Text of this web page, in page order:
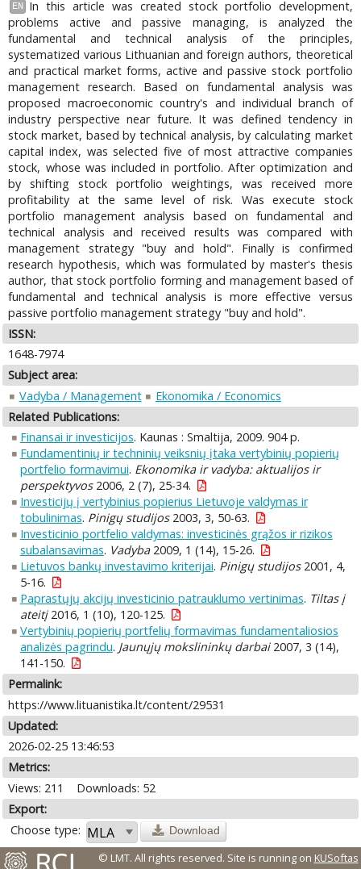
EN
In this article was created stock portfolio development,
problems active and passive managing, is analyzed the
fundamental and technical analysis of the principles,
systematized various Lithuanian and foreign authors, theoretical
and practical market forms, active and passive stock portfolio
management research. Based on fundamental analysis was
proposed macroeconomic country's and individual branch of
industry perspective near future. It was defined tendency in
stock market, based by technical analysis, by calculating market
capital index, was selected five of most attractive companies
stock, whose was included in portfolio. After optimization and
by shifting stock portfolio weightings, was received more
profitability at the same level of risk. Was execute stock
portfolio management analysis based on fundamental and
technical analysis and received results was compared with
management strategy "buy and hold". Finally is confirmed
research hypothesis, which was formulated by master's thesis
author, that stock portfolio forming and management based of
fundamental and technical analysis is more effective versus
passive portfolio management strategy "buy and hold".
ISSN:
1648-7974
Subject area:
Vadyba / Management
Ekonomika / Economics
Related Publications:
Finansai ir investicijos. Kaunas : Smaltija, 2009. 904 p.
Fundamentinių ir techninių veiksnių įtaka vertybinių popierių
portfelio formavimui. Ekonomika ir vadyba: aktualijos ir
perspektyvos2006, 2 (7), 25-34.
Investicijų į vertybinius popierius Lietuvoje valdymas ir
tobulinimas. Pinigų studijos2003, 3, 50-63.
Investicinio portfelio valdymas: investicinės grąžos ir rizikos
subalansavimas. Vadyba2009, 1 (14), 15-26.
Lietuvos bankų investavimo kriterijai. Pinigų studijos2001, 4,
5-16.
Paprastųjų akcijų investicinio patrauklumo vertinimas. Tiltas į
ateitį2016, 1 (10), 120-125.
Vertybinių popierių portfelių formavimas fundamentaliosios
analizės pagrindu. Jaunųjų mokslininkų darbai2007, 3 (14),
141-150.
Permalink:
https://www.lituanistika.lt/content/29531
Updated:
2026-02-25 13:46:53
Metrics:
Views: 211
Downloads: 52
Export:
Choose type:
Download
© LMT. All rights reserved. Site is running on KUSoftas